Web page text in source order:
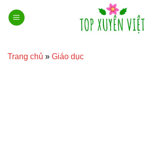
qua
Trang chủ » Giáo dục